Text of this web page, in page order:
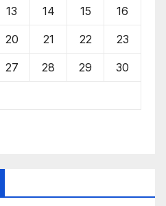
13 14 15 16
20 21 22 23
27 28 29 30